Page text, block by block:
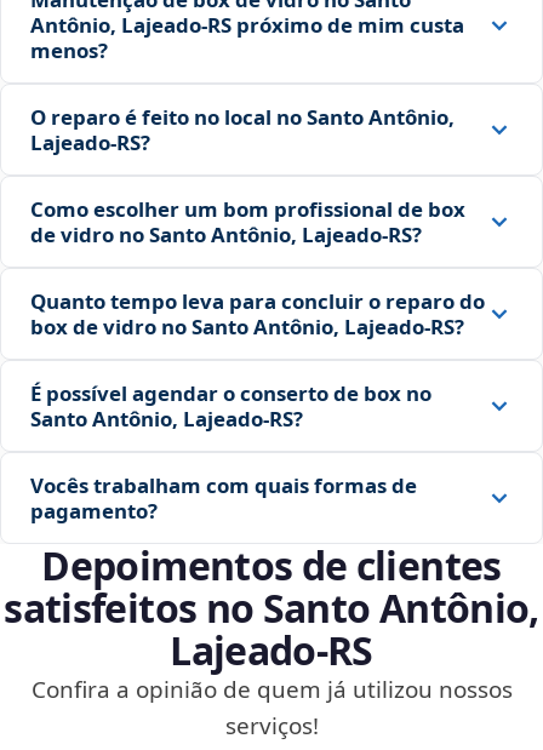
Antônio, Lajeado‑RS próximo de mim custa
menos?
O reparo é feito no local no Santo Antônio,
Lajeado‑RS?
Como escolher um bom profissional de box
de vidro no Santo Antônio, Lajeado‑RS?
Quanto tempo leva para concluir o reparo do
box de vidro no Santo Antônio, Lajeado‑RS?
É possível agendar o conserto de box no
Santo Antônio, Lajeado‑RS?
Vocês trabalham com quais formas de
pagamento?
Depoimentos de clientes
satisfeitos no Santo Antônio,
Lajeado‑RS
Confira a opinião de quem já utilizou nossos
serviços!